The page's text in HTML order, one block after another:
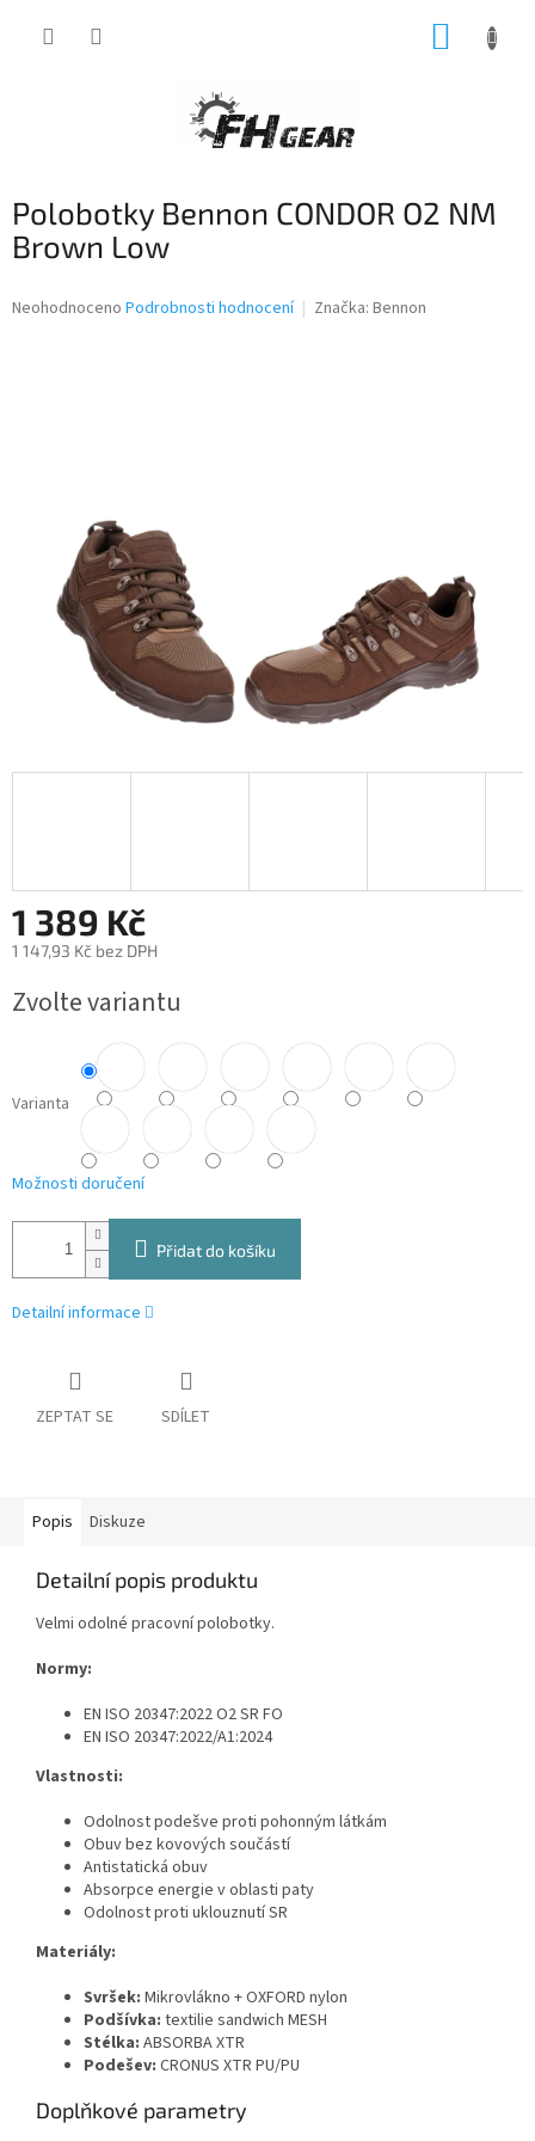
Polobotky Bennon CONDOR O2 NM
Brown Low
Průměrné
Neohodnoceno Podrobnosti hodnocení Značka: Bennon
1 389 Kč
1 147,93 Kč bez DPH
cena:
Zvolte variantu
Varianta
Možnosti doručení
Přidat do košíku
Detailní informace
ZEPTAT SE SDÍLET
Popis Diskuze
Detailní popis produktu
Velmi odolné pracovní polobotky.
Normy:
EN ISO 20347:2022 O2 SR FO
EN ISO 20347:2022/A1:2024
Vlastnosti:
Odolnost podešve proti pohonným látkám
Obuv bez kovových součástí
Antistatická obuv
Absorpce energie v oblasti paty
Odolnost proti uklouznutí SR
Materiály:
Svršek: Mikrovlákno + OXFORD nylon
Podšívka: textilie sandwich MESH
Stélka: ABSORBA XTR
Podešev: CRONUS XTR PU/PU
Doplňkové parametry